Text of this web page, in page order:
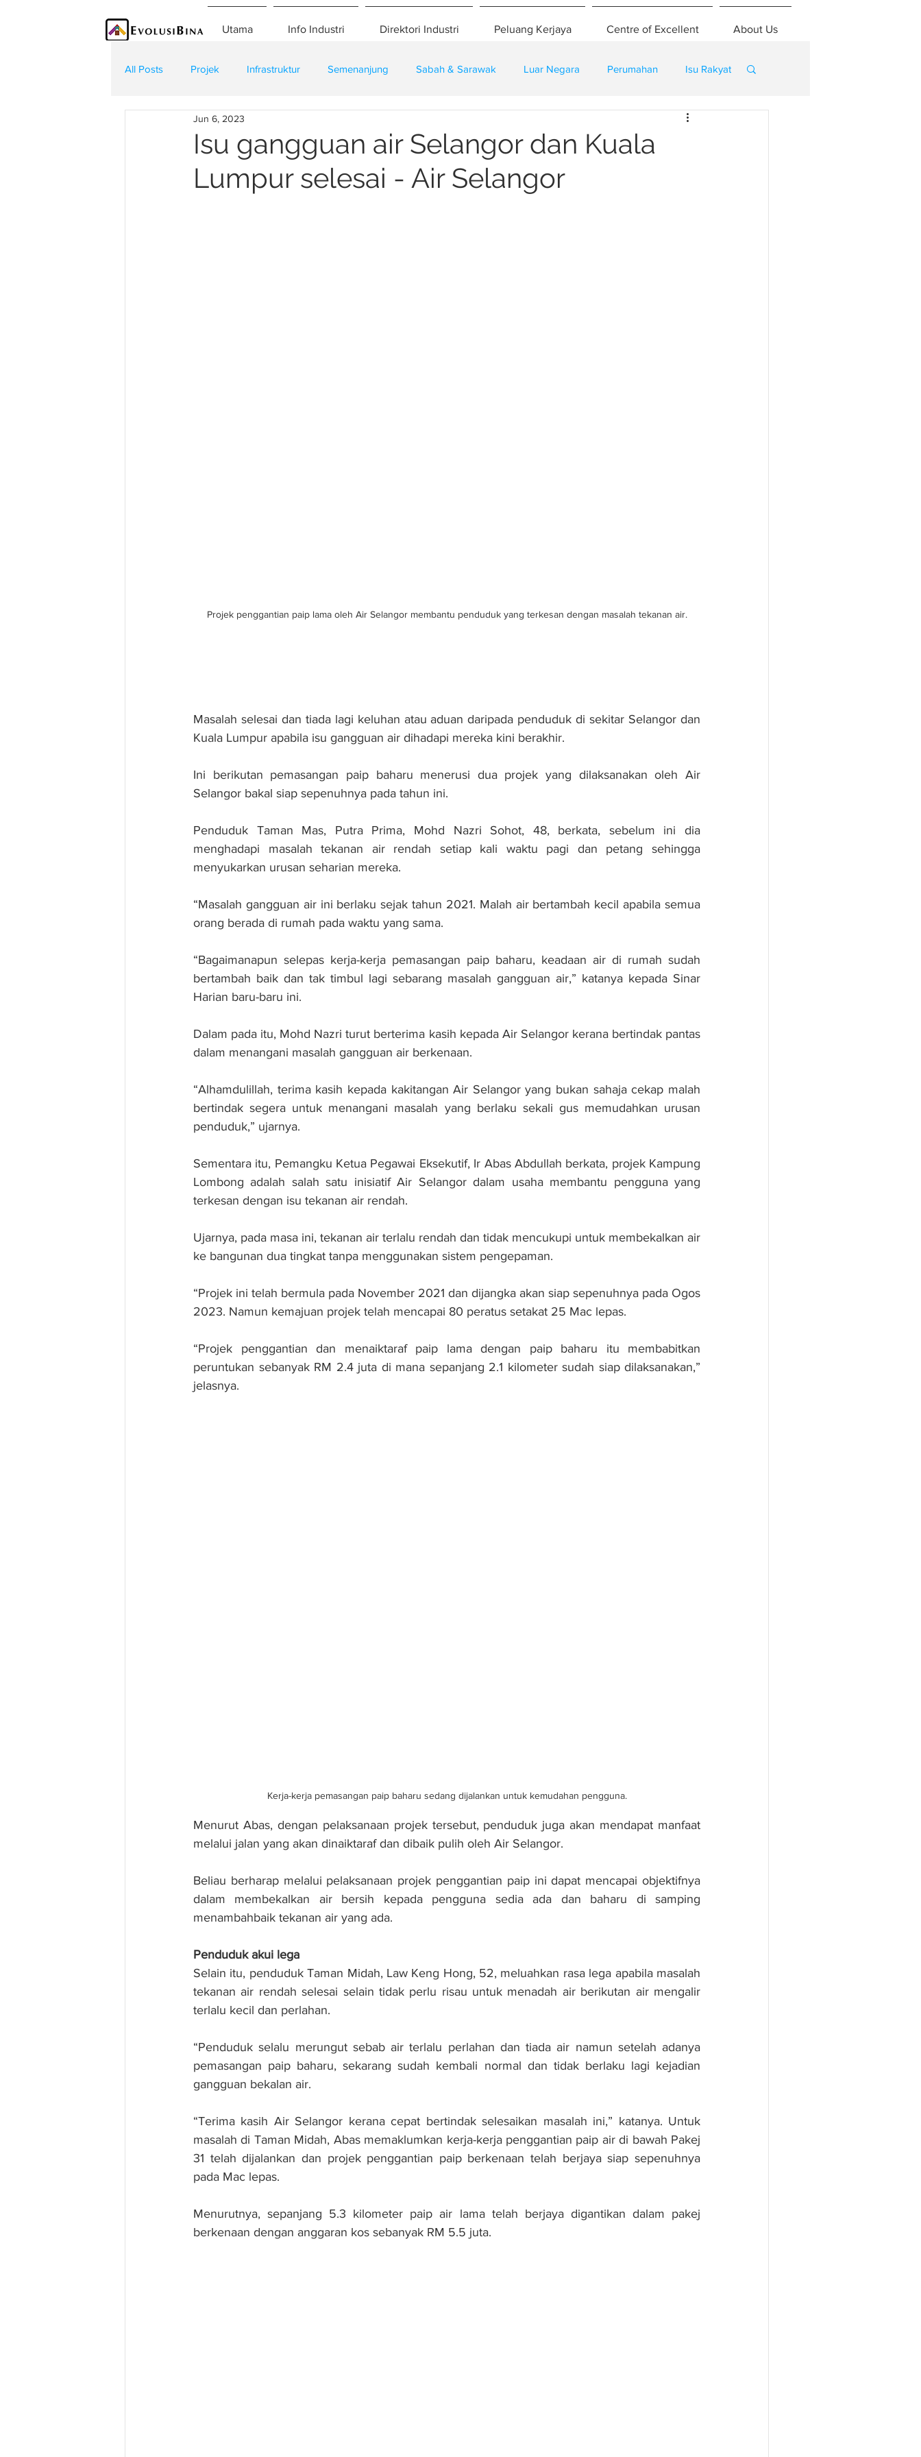
Utama Info Industri Direktori Industri Peluang Kerjaya Centre of Excellent About Us
All Posts Projek Infrastruktur Semenanjung Sabah & Sarawak Luar Negara Perumahan Isu Rakyat
Teknologi Kontraktor
Isu gangguan air Selangor dan Kuala
Lumpur selesai - Air Selangor
Jun 6, 2023
Projek penggantian paip lama oleh Air Selangor membantu penduduk yang terkesan dengan masalah tekanan air.
Masalah selesai dan tiada lagi keluhan atau aduan daripada penduduk di sekitar Selangor dan
Kuala Lumpur apabila isu gangguan air dihadapi mereka kini berakhir.
Ini berikutan pemasangan paip baharu menerusi dua projek yang dilaksanakan oleh Air
Selangor bakal siap sepenuhnya pada tahun ini.
Penduduk Taman Mas, Putra Prima, Mohd Nazri Sohot, 48, berkata, sebelum ini dia
menghadapi masalah tekanan air rendah setiap kali waktu pagi dan petang sehingga
menyukarkan urusan seharian mereka.
“Masalah gangguan air ini berlaku sejak tahun 2021. Malah air bertambah kecil apabila semua
orang berada di rumah pada waktu yang sama.
“Bagaimanapun selepas kerja-kerja pemasangan paip baharu, keadaan air di rumah sudah
bertambah baik dan tak timbul lagi sebarang masalah gangguan air,” katanya kepada Sinar
Harian baru-baru ini.
Dalam pada itu, Mohd Nazri turut berterima kasih kepada Air Selangor kerana bertindak pantas
dalam menangani masalah gangguan air berkenaan.
“Alhamdulillah, terima kasih kepada kakitangan Air Selangor yang bukan sahaja cekap malah
bertindak segera untuk menangani masalah yang berlaku sekali gus memudahkan urusan
penduduk,” ujarnya.
Sementara itu, Pemangku Ketua Pegawai Eksekutif, Ir Abas Abdullah berkata, projek Kampung
Lombong adalah salah satu inisiatif Air Selangor dalam usaha membantu pengguna yang
terkesan dengan isu tekanan air rendah.
Ujarnya, pada masa ini, tekanan air terlalu rendah dan tidak mencukupi untuk membekalkan air
ke bangunan dua tingkat tanpa menggunakan sistem pengepaman.
“Projek ini telah bermula pada November 2021 dan dijangka akan siap sepenuhnya pada Ogos
2023. Namun kemajuan projek telah mencapai 80 peratus setakat 25 Mac lepas.
“Projek penggantian dan menaiktaraf paip lama dengan paip baharu itu membabitkan
peruntukan sebanyak RM 2.4 juta di mana sepanjang 2.1 kilometer sudah siap dilaksanakan,”
jelasnya.
Kerja-kerja pemasangan paip baharu sedang dijalankan untuk kemudahan pengguna.
Menurut Abas, dengan pelaksanaan projek tersebut, penduduk juga akan mendapat manfaat
melalui jalan yang akan dinaiktaraf dan dibaik pulih oleh Air Selangor.
Beliau berharap melalui pelaksanaan projek penggantian paip ini dapat mencapai objektifnya
dalam membekalkan air bersih kepada pengguna sedia ada dan baharu di samping
menambahbaik tekanan air yang ada.
Penduduk akui lega
Selain itu, penduduk Taman Midah, Law Keng Hong, 52, meluahkan rasa lega apabila masalah
tekanan air rendah selesai selain tidak perlu risau untuk menadah air berikutan air mengalir
terlalu kecil dan perlahan.
“Penduduk selalu merungut sebab air terlalu perlahan dan tiada air namun setelah adanya
pemasangan paip baharu, sekarang sudah kembali normal dan tidak berlaku lagi kejadian
gangguan bekalan air.
“Terima kasih Air Selangor kerana cepat bertindak selesaikan masalah ini,” katanya. Untuk
masalah di Taman Midah, Abas memaklumkan kerja-kerja penggantian paip air di bawah Pakej
31 telah dijalankan dan projek penggantian paip berkenaan telah berjaya siap sepenuhnya
pada Mac lepas.
Menurutnya, sepanjang 5.3 kilometer paip air lama telah berjaya digantikan dalam pakej
berkenaan dengan anggaran kos sebanyak RM 5.5 juta.